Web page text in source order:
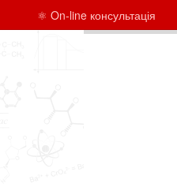
⚛ On-line консультація